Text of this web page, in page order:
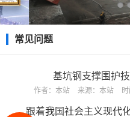
常见问题
基坑钢支撑围护
作者： 本站 来源： 本站 时
跟着我国社会主义现代